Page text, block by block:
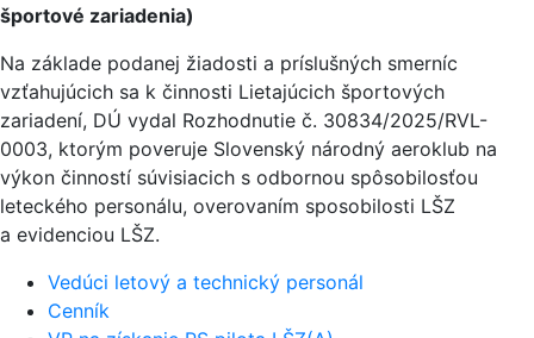
športové zariadenia)
Na základe podanej žiadosti a príslušných smerníc
vzťahujúcich sa k činnosti Lietajúcich športových
zariadení, DÚ vydal Rozhodnutie č. 30834/2025/RVL-
0003, ktorým poveruje Slovenský národný aeroklub na
výkon činností súvisiacich s odbornou spôsobilosťou
leteckého personálu, overovaním sposobilosti LŠZ
a evidenciou LŠZ.
Vedúci letový a technický personál
Cenník